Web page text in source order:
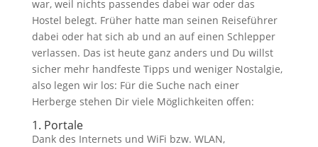
war, weil nichts passendes dabei war oder das
Hostel belegt. Früher hatte man seinen Reiseführer
dabei oder hat sich ab und an auf einen Schlepper
verlassen. Das ist heute ganz anders und Du willst
sicher mehr handfeste Tipps und weniger Nostalgie,
also legen wir los: Für die Suche nach einer
Herberge stehen Dir viele Möglichkeiten offen:
1. Portale
Dank des Internets und WiFi bzw. WLAN,